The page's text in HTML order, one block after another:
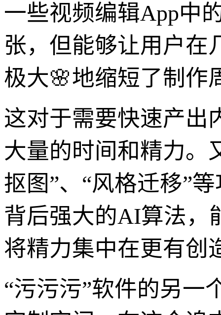
一些视频编辑App中
张，但能够让用户在
极大🌸地缩短了制作
这对于需要快速产出
大量的时间和精力。
抠图”、“风格迁移”
背后强大的AI算法，
将精力集中在更有创
“污污污”软件的另一